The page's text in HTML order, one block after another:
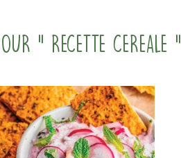
" recette cereale "